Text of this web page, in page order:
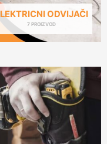
ODVIJAČI
7 PROIZVOD